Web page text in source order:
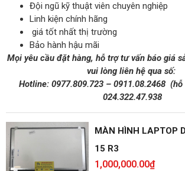
Đội ngũ kỹ thuật viên chuyên nghiệp
Linh kiện chính hãng
giá tốt nhất thị trường
Bảo hành hậu mãi
Mọi yêu cầu đặt hàng, hỗ trợ tư vấn báo giá
vui lòng liên hệ qua số:
Hotline: 0977.809.723– 0911.08.2468 (hỗ
024.322.47.938
MÀN HÌNH LAPTOP
15 R3
1,000,000.00₫